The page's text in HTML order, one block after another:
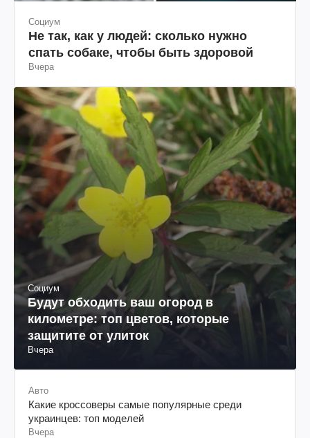
Социум
Не так, как у людей: сколько нужно
спать собаке, чтобы быть здоровой
Вчера
Социум
Будут обходить ваш огород в
километре: топ цветов, которые
защитите от улиток
Вчера
Авто
Какие кроссоверы самые популярные среди
украинцев: топ моделей
Вчера